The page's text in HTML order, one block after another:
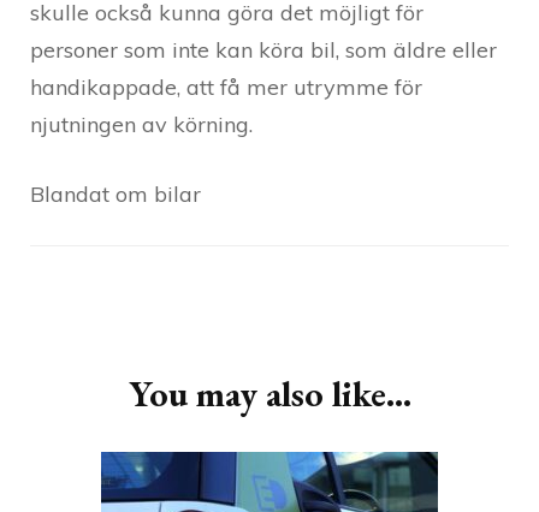
skulle också kunna göra det möjligt för
personer som inte kan köra bil, som äldre eller
handikappade, att få mer utrymme för
njutningen av körning.
Blandat om bilar
You may also like...